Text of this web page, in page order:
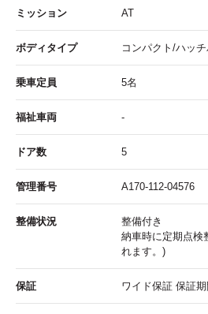
ミッション AT
ボディタイプ コンパクト/ハッチ
乗車定員 5名
福祉車両 -
ドア数 5
管理番号 A170-112-04576
整備状況
整備付き
納車時に定期点検
れます。)
保証 ワイド保証 保証